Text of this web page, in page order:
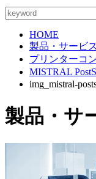
HOME
製品・サービ
プリンターコ
MISTRAL
img_mistral-
製品・サ